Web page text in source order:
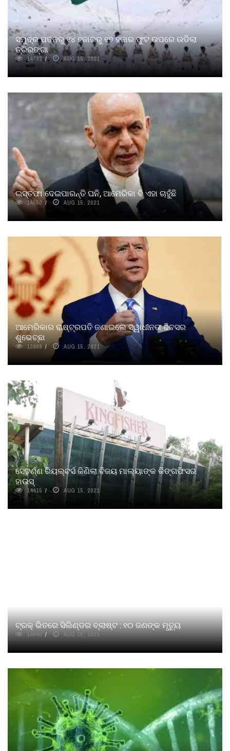
ସମୁଦ୍ର ପତନରୁ ୧୪ ହଜାରରୁ ୧୭ ହଜାର ଫୁଟ ଉପରେ ଉଡିଲା
ତ୍ରିରଙ୍ଗା
14733 AUG 15, 2021
ଇସ୍ତଫା ଦେଇପାରନ୍ତି ଘନି, ଆମେରିକା ବି ଏହା ଚାହୁଁଛି
14550 AUG 15, 2021
ଆମେରିକାର ରାଷ୍ଟ୍ରପତି ଜଣାଇଲେ ସ୍ୱାଧୀନତା ଦିବସର
ଶୁଭେଚ୍ଛା
13989 AUG 15, 2021
ସେଟର୍ଣ୍ଣ ରିୟଲ୍ଟର୍ସ କିଣିଲା ବିଜୟ ମାଲ୍ୟାଙ୍କ କିଙ୍ଗଫିସର
ହାଉସ୍‌
14415 AUG 15, 2021
ଟ୍ରକ୍ ଭିତରେ ସିଲିଣ୍ଡର ବ୍ଲାଷ୍ଟ : ୧୦ ଜଣଙ୍କ ମୃତ୍ୟୁ
14040 AUG 15, 2021